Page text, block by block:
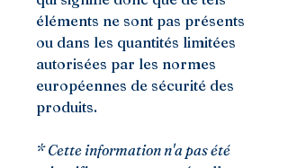
éléments ne sont pas présents
ou dans les quantités limitées
autorisées par les normes
européennes de sécurité des
produits.
* Cette information n'a pas été